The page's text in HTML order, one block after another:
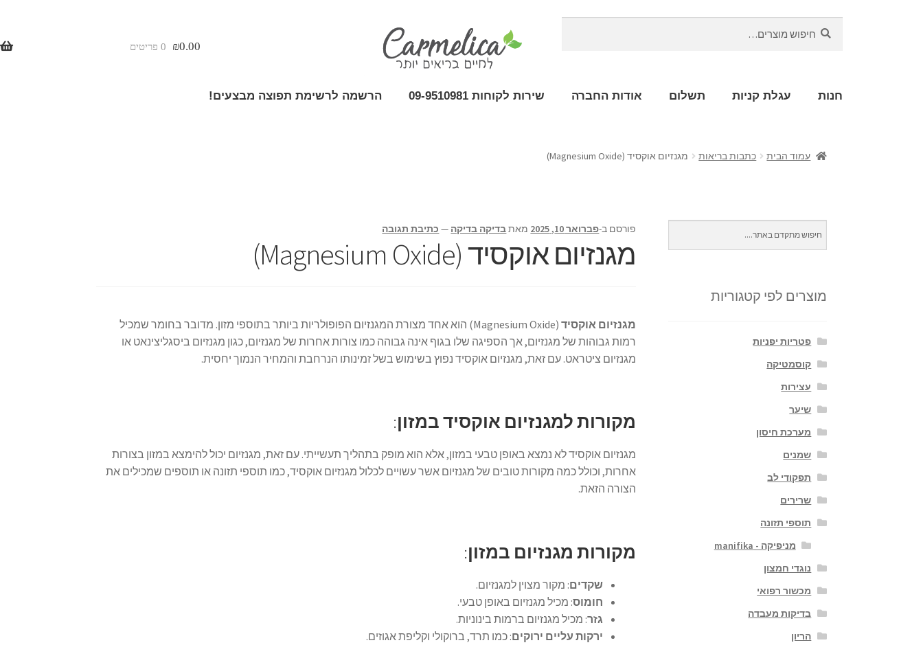
₪0.00 0 פריטים
חנות עגלת קניות תשלום אודות החברה שירות לקוחות 09-9510981 הרשמה לרשימת תפוצה מבצעים!
עמוד הבית כתבות בריאות מגנזיום אוקסיד (Magnesium Oxide)
פורסם ב-פברואר 10, 2025 מאתבדיקה בדיקה — כתיבת תגובה
מגנזיום אוקסיד (Magnesium Oxide)
מגנזיום אוקסיד
(Magnesium Oxide) הוא אחד מצורת המגנזיום הפופולריות ביותר בתוספי מזון. מדובר בחומר שמכיל
רמות גבוהות של מגנזיום, אך הספיגה שלו בגוף אינה גבוהה כמו צורות אחרות של מגנזיום, כגון מגנזיום ביסגליצינאט או
מגנזיום ציטראט. עם זאת, מגנזיום אוקסיד נפוץ בשימוש בשל זמינותו הנרחבת והמחיר הנמוך יחסית.
מקורות למגנזיום אוקסיד במזון:
מגנזיום אוקסיד לא נמצא באופן טבעי במזון, אלא הוא מופק בתהליך תעשייתי. עם זאת, מגנזיום יכול להימצא במזון בצורות
אחרות, וכולל כמה מקורות טובים של מגנזיום אשר עשויים לכלול מגנזיום אוקסיד, כמו תוספי תזונה או תוספים שמכילים את
הצורה הזאת.
מקורות מגנזיום במזון:
שקדים: מקור מצוין למגנזיום.
חומוס: מכיל מגנזיום באופן טבעי.
גזר: מכיל מגנזיום ברמות בינוניות.
ירקות עליים ירוקים: כמו תרד, ברוקולי וקליפת אגוזים.
מוצרים לפי קטגוריות
פטריות יפניות
קוסמטיקה
עצירות
שיער
מערכת חיסון
שמנים
תפקודי לב
שרירים
תוספי תזונה
מניפיקה - manifika
נוגדי חמצון
מכשור רפואי
בדיקות מעבדה
הריון